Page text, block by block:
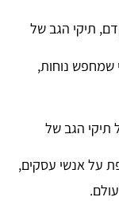
תיקי הגב של
שמחפש נוחות,
הגב של
על אנשי עסקים,